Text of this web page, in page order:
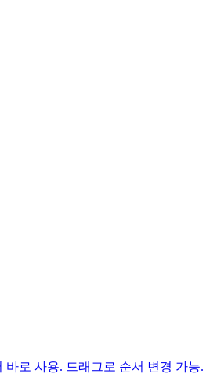
로 사용. 드래그로 순서 변경 가능.